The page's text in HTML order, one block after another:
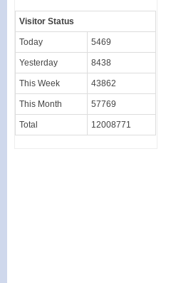
Visitor Status
Today 5469
Yesterday 8438
This Week 43862
This Month 57769
Total 12008771